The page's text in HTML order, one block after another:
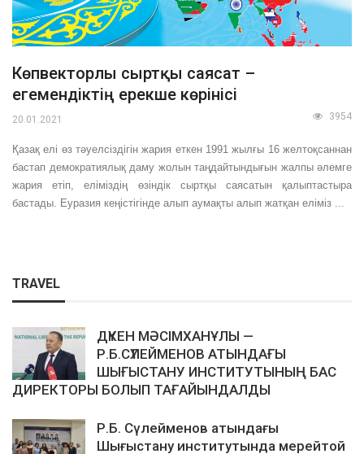
Көпвекторлы сыртқы саясат –
егемендіктің ерекше көрінісі
20.01.2021 3954
Қазақ елі өз тәуелсіздігін жария еткен 1991 жылғы 16 желтоқсаннан
бас­тап демократиялық даму жолын таңдайтындығын жалпы әлемге
жария етіп, еліміздің өзіндік сыртқы саясатын қалыптастыра
бастады. Еуразия кеңістігінде алып аумақты алып жатқан еліміз ...
TRAVEL
ДҮКЕН МӘСІМХАНҰЛЫ —
Р.Б.СҮЛЕЙМЕНОВ АТЫНДАҒЫ
ШЫҒЫСТАНУ ИНСТИТУТЫНЫҢ БАС
ДИРЕКТОРЫ БОЛЫП ТАҒАЙЫНДАЛДЫ
Р.Б. Сүлейменов атындағы
Шығыстану институтында мерейтой